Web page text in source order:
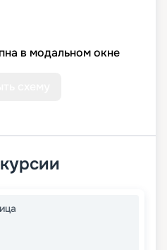
в модальном окне